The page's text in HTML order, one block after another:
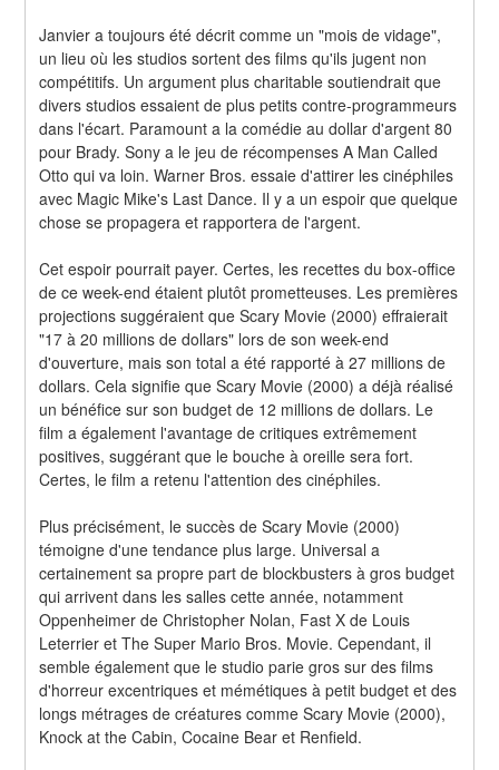
Janvier a toujours été décrit comme un "mois de vidage",
un lieu où les studios sortent des films qu'ils jugent non
compétitifs. Un argument plus charitable soutiendrait que
divers studios essaient de plus petits contre-programmeurs
dans l'écart. Paramount a la comédie au dollar d'argent 80
pour Brady. Sony a le jeu de récompenses A Man Called
Otto qui va loin. Warner Bros. essaie d'attirer les cinéphiles
avec Magic Mike's Last Dance. Il y a un espoir que quelque
chose se propagera et rapportera de l'argent.
Cet espoir pourrait payer. Certes, les recettes du box-office
de ce week-end étaient plutôt prometteuses. Les premières
projections suggéraient que Scary Movie (2000) effraierait
"17 à 20 millions de dollars" lors de son week-end
d'ouverture, mais son total a été rapporté à 27 millions de
dollars. Cela signifie que Scary Movie (2000) a déjà réalisé
un bénéfice sur son budget de 12 millions de dollars. Le
film a également l'avantage de critiques extrêmement
positives, suggérant que le bouche à oreille sera fort.
Certes, le film a retenu l'attention des cinéphiles.
Plus précisément, le succès de Scary Movie (2000)
témoigne d'une tendance plus large. Universal a
certainement sa propre part de blockbusters à gros budget
qui arrivent dans les salles cette année, notamment
Oppenheimer de Christopher Nolan, Fast X de Louis
Leterrier et The Super Mario Bros. Movie. Cependant, il
semble également que le studio parie gros sur des films
d'horreur excentriques et mémétiques à petit budget et des
longs métrages de créatures comme Scary Movie (2000),
Knock at the Cabin, Cocaine Bear et Renfield.